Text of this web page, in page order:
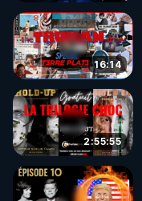
16:14
2:55:55